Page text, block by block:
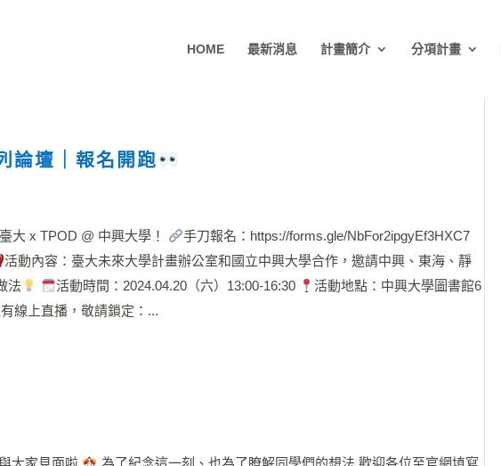
HOME 最新消息 計畫簡介 分項計畫
論壇｜報名開跑
大 x TPOD @ 中興大學！
手刀報名：https://forms.gle/NbFor2ipgyEf3HXC7
活動內容：臺大未來大學計畫辦公室和國立中興大學合作，邀請中興、東海、靜
法
活動時間：2024.04.20（六）13:00-16:30
活動地點：中興大學圖書館6
線上直播，敬請鎖定：...
大家見面啦
為了紀念這一刻、也為了瞭解同學們的想法 歡迎各位至官網填寫